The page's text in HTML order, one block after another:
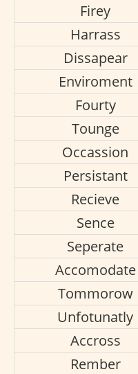
Firey
Harrass
Dissapear
Enviroment
Fourty
Tounge
Occassion
Persistant
Recieve
Sence
Seperate
Accomodate
Tommorow
Unfotunatly
Accross
Rember